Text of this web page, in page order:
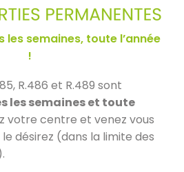
les semaines, toute l’année
!
R.486 et R.489 sont
les semaines et toute
votre centre et venez vous
désirez (dans la limite des